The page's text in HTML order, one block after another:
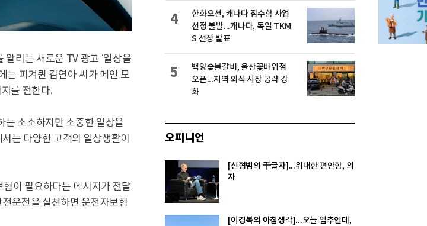
리는 새로운 TV 광고 ‘일상을
는 피겨퀸 김연아 씨가 메인 모
를 전한다.
는 소소하지만 소중한 일상을
는 다양한 고객의 일상생활이
이 필요하다는 메시지가 전달
운전을 실천하면 운전자보험
한화오션, 캐나다 잠수함 사업
선정 불발...캐나다, 독일 TKM
S 선정 발표
4
백양숯불갈비, 울산꽃바위점
오픈...지역 외식 시장 공략 강
화
5
오피니언
[신형범의 千글자]...위대한 편안함, 의
자
[이경복의 아침생각]...오늘 입추인데,